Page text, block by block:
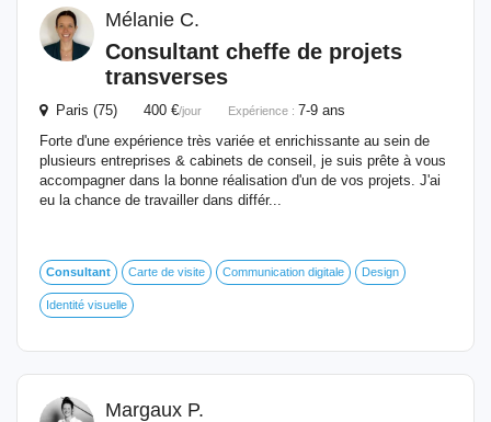
Mélanie C.
Consultant cheffe de projets
transverses
Paris (75) 400 €/jour Expérience : 7-9 ans
Forte d'une expérience très variée et enrichissante au sein de
plusieurs entreprises & cabinets de conseil, je suis prête à vous
accompagner dans la bonne réalisation d'un de vos projets. J'ai
eu la chance de travailler dans différ...
Consultant Carte de visite Communication digitale Design
Identité visuelle
Margaux P.